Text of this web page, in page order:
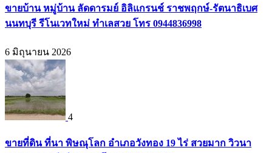
ขายบ้าน หมู่บ้าน ลัดดารมย์ อิลิแกรนช์ ราชพฤกษ์-รัตนาธิเบศ
นนทบุรี รีโนเวทใหม่ ทำเลสวย โทร 0944836998
6 มิถุนายน 2026
4
ขายที่ดิน ที่นา พิษณุโลก อำเภอวังทอง 19 ไร่ สวยมาก วิวนา